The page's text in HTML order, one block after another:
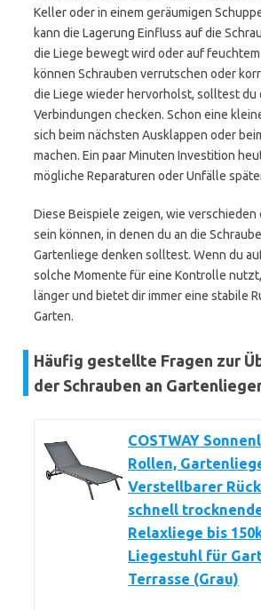
Keller oder in einem geräumigen
kann die Lagerung Einfluss auf die
die Liege bewegt wird oder auf
können Schrauben verrutschen oder
die Liege wieder hervorholst, solltest du
Verbindungen checken. Schon eine
sich beim nächsten Ausklappen oder
machen. Ein paar Minuten Investition
mögliche Reparaturen oder Unfälle
Diese Beispiele zeigen, wie verschieden
sein können, in denen du an die
Gartenliege denken solltest. Wenn du
solche Momente für eine Kontrolle
länger und bietet dir immer eine stabile
Garten.
Häufig gestellte Fragen zur
der Schrauben an
COSTWAY
Rollen,
Verstellbarer
schnell
Relaxliege bis
Liegestuhl für
Terrasse (Grau)